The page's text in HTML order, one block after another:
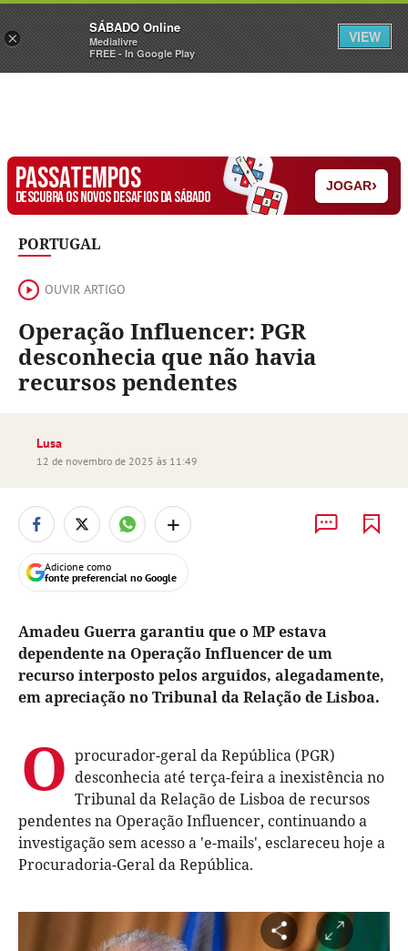
Sábado Assine Iniciar Sessão
PASSATEMPOS
DESCUBRA OS NOVOS DESAFIOS DA SÁBADO
JOGAR›
PORTUGAL
OUVIR ARTIGO
Operação Influencer: PGR
desconhecia que não havia
recursos pendentes
Lusa
12 de novembro de 2025 às 11:49
+
Adicione como
fonte preferencial no Google
Amadeu Guerra garantiu que o MP estava
dependente na Operação Influencer de um
recurso interposto pelos arguidos, alegadamente,
em apreciação no Tribunal da Relação de Lisboa.
O procurador-geral da República (PGR)
desconhecia até terça-feira a inexistência no
Tribunal da Relação de Lisboa de recursos
pendentes na Operação Influencer, continuando a
investigação sem acesso a 'e-mails', esclareceu hoje a
Procuradoria-Geral da República.
×
SÁBADO Online
Medialivre
FREE - In Google Play
VIEW